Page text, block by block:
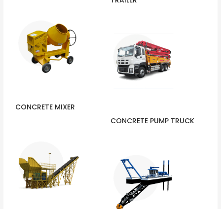
CONCRETE MIXER
CONCRETE PUMP TRUCK